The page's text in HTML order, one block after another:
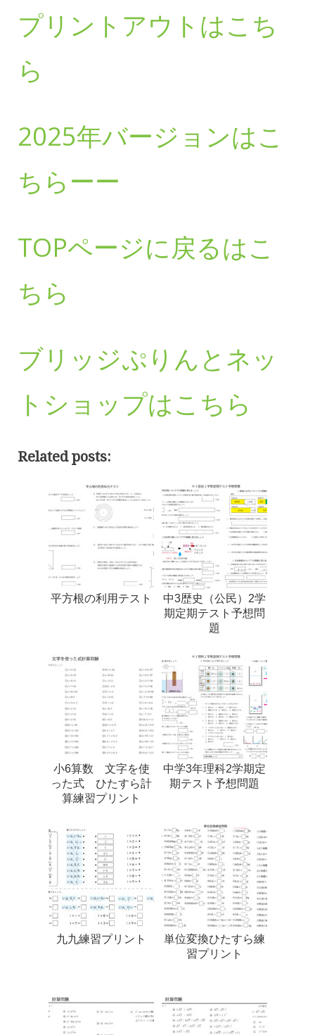
プリントアウトはこち
ら
2025年バージョンはこ
ちらーー
TOPページに戻るはこ
ちら
ブリッジぷりんとネッ
トショップはこちら
Related posts:
平方根の利用テスト
中3歴史（公民）2学
期定期テスト予想問
題
小6算数 文字を使
った式 ひたすら計
算練習プリント
中学3年理科2学期定
期テスト予想問題
九九練習プリント
単位変換ひたすら練
習プリント